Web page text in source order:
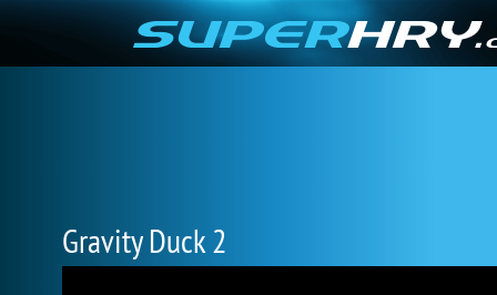
Gravity Duck 2